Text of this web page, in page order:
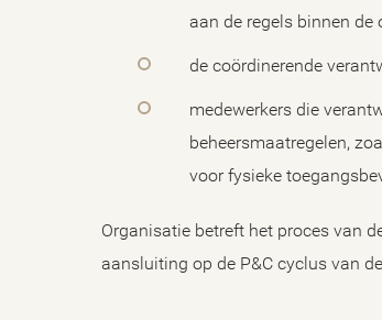
aan de regels binnen de
de coördinerende
medewerkers die
beheersmaatregelen,
voor fysieke
Organisatie betreft het proces van
aansluiting op de P&C cyclus van